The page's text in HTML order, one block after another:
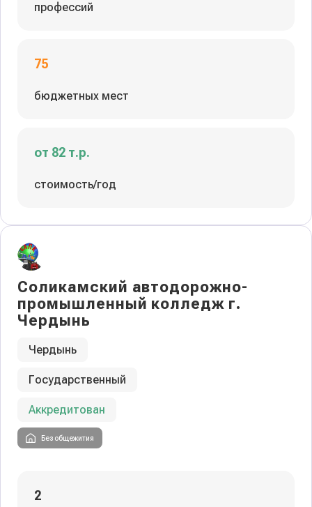
профессий
75
бюджетных мест
от 82 т.р.
стоимость/год
Соликамский автодорожно-
промышленный колледж г.
Чердынь
Чердынь
Государственный
Аккредитован
Без общежития
2